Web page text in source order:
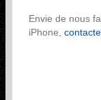
Envie de nous
iPhone,